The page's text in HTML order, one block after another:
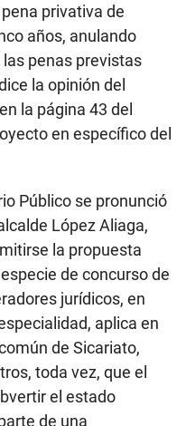
privativa de
años, anulando
penas previstas
la opinión del
la página 43 del
en específico del
Público se pronunció
López Aliaga,
la propuesta
de concurso de
jurídicos, en
aplica en
de Sicariato,
toda vez, que el
el estado
de una